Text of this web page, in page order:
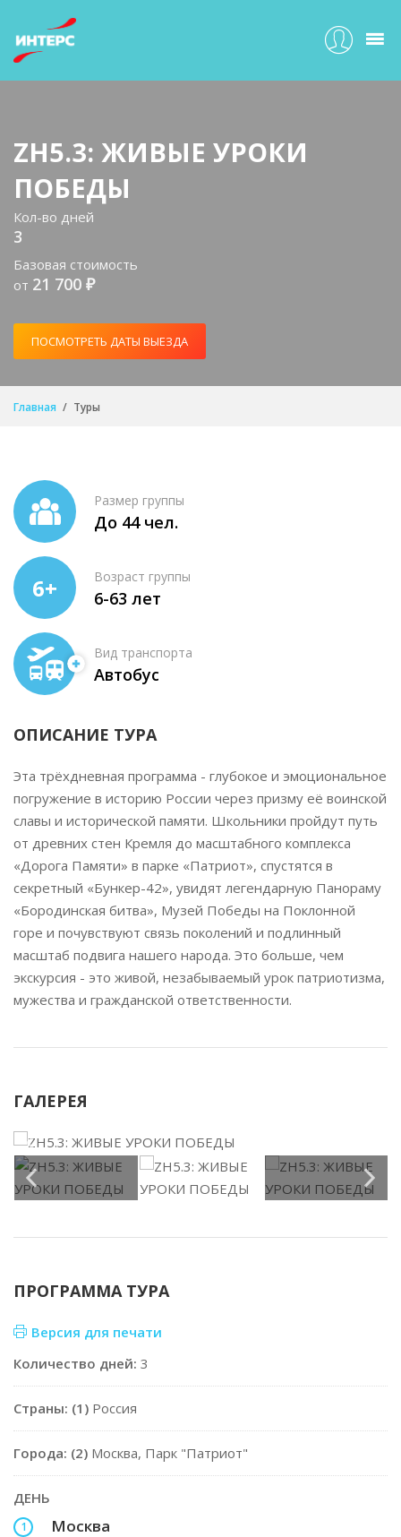
ZH5.3: ЖИВЫЕ УРОКИ
ПОБЕДЫ
Кол-во дней
3
Базовая стоимость
от 21 700 ₽
ПОСМОТРЕТЬ ДАТЫ ВЫЕЗДА
Главная Туры
Размер группы
До 44 чел.
6+ Возраст группы
6-63 лет
Вид транспорта
Автобус
ОПИСАНИЕ ТУРА
Эта трёхдневная программа - глубокое и эмоциональное
погружение в историю России через призму её воинской
славы и исторической памяти. Школьники пройдут путь
от древних стен Кремля до масштабного комплекса
«Дорога Памяти» в парке «Патриот», спустятся в
секретный «Бункер-42», увидят легендарную Панораму
«Бородинская битва», Музей Победы на Поклонной
горе и почувствуют связь поколений и подлинный
масштаб подвига нашего народа. Это больше, чем
экскурсия - это живой, незабываемый урок патриотизма,
мужества и гражданской ответственности.
ГАЛЕРЕЯ
ПРОГРАММА ТУРА
Версия для печати
Количество дней: 3
Страны: (1) Россия
Города: (2) Москва, Парк "Патриот"
ДЕНЬ
1 Москва